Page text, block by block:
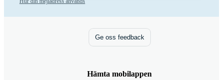
Ge oss feedback
Hämta mobilappen